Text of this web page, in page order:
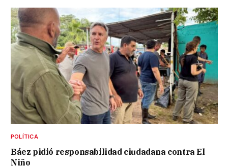
POLÍTICA
Báez pidió responsabilidad ciudadana contra El
Niño